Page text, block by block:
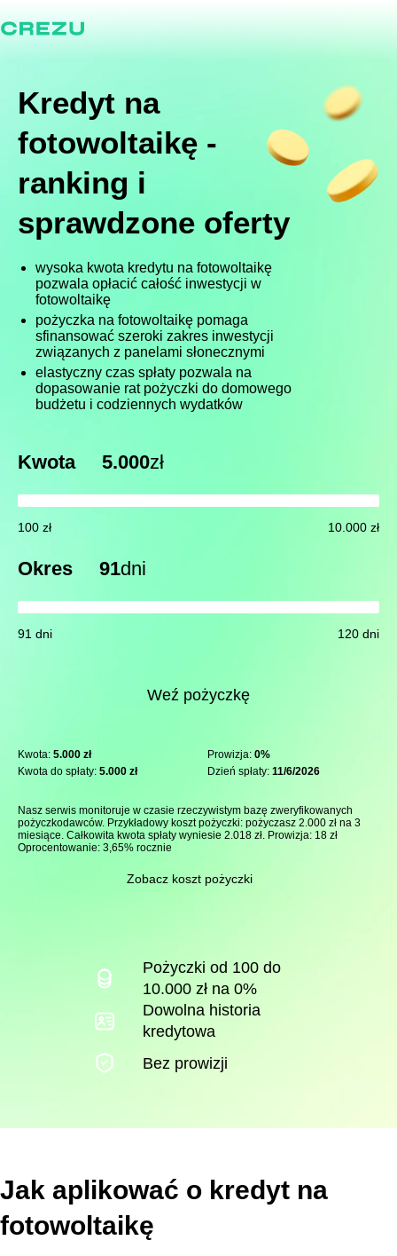
Kredyt na
fotowoltaikę -
ranking i
sprawdzone oferty
wysoka kwota kredytu na fotowoltaikę
pozwala opłacić całość inwestycji w
fotowoltaikę
pożyczka na fotowoltaikę pomaga
sfinansować szeroki zakres inwestycji
związanych z panelami słonecznymi
elastyczny czas spłaty pozwala na
dopasowanie rat pożyczki do domowego
budżetu i codziennych wydatków
Kwota 5.000zł
100 zł 10.000 zł
Okres 91dni
91 dni 120 dni
Weź pożyczkę
Kwota: 5.000 zł Prowizja: 0%
Kwota do spłaty: 5.000 zł Dzień spłaty: 11/6/2026
Nasz serwis monitoruje w czasie rzeczywistym bazę zweryfikowanych
pożyczkodawców. Przykładowy koszt pożyczki: pożyczasz 2.000 zł na 3
miesiące. Całkowita kwota spłaty wyniesie 2.018 zł. Prowizja: 18 zł
Oprocentowanie: 3,65% rocznie
Zobacz koszt pożyczki
Pożyczki od 100 do
10.000 zł na 0%
Dowolna historia
kredytowa
Bez prowizji
Jak aplikować o kredyt na
fotowoltaikę